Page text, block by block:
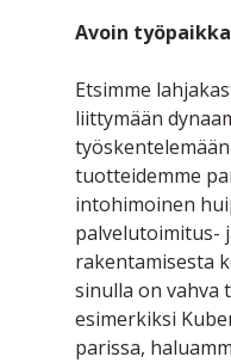
Avoin
Etsimme
liittymään
tuotteidemme
intohimoinen
palvelutoimitus-
rakentamisesta
sinulla on vahva
esimerkiksi
parissa,